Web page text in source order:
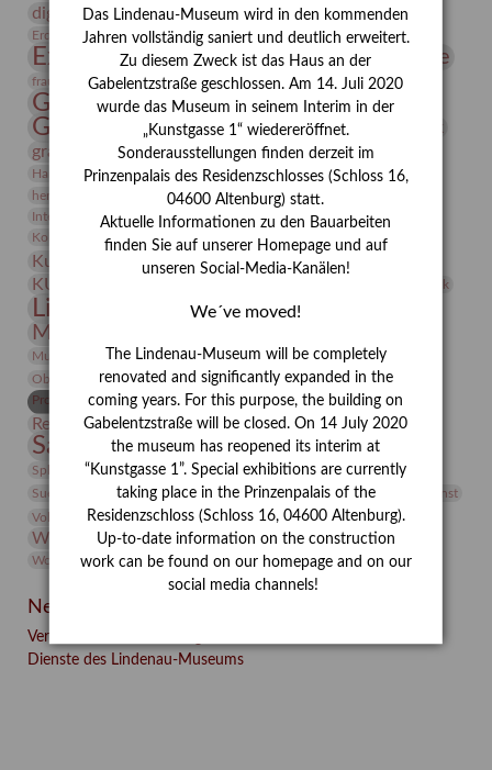
digitallabor Entartete Kunst
Enteignung
Erdmann Julius Dietrich
Erlebnisportal estrusker Exlibris
Expressionismus Festrede Florenz Fotografie
frauen Frauen in der Antike und heute
Gerhard-Altenbourg-Preis
Gerhard Altenbourg
Gerhard Kurt Müller
grafische sammlung griechische Mythologie
Hanns-Conon von der Gabelentz Heinrich Kirchhoff Heldinnen
herman de vries Humboldt
Insekten
Integriertes Schädlingsmanagement
Italien Jahresempfang
Jubiläum
Kolosseum
Kooperationsausstellung Korkmodelle Kunst
Kunstmuseum Kunstvermittlung Kunst von Kühl
KUNSTWAND Lehmbruck
Lindenau-Museum Marstall
Museumsgeschichte
Museumspädagogik Mäzen Napoleon Natur
Neue Remise
Objekt im Fokus
Paul Klee Peter Schnürpel Phelloplastik
Pohlhof
Provenienz
Provenienzforschung
Restaurierung Restitution Rudi Lesser Ruth Wolf-Rehfeld
Sammlung Samstagszeichner Skulptur
Sonderausstellung
Sphinx
studio Studio Bildende Kunst
studioDIGITAL
Suermondt-Ludwig-Museum
Vermittlung Video
Videokunst
Volontariat
Walter Rheiner Weihnachten Werefkin
Werkbetrachtung Winter Wissenschaft
Wolf and Dog
Wolf und Hund
Zirkuswoche
Neueste Beiträge
Verschenkt, verkauft, vergessen? – Kunstdetektivinnen im
Dienste des Lindenau-Museums
Das Lindenau-Museum wird in den kommenden
Jahren vollständig saniert und deutlich erweitert.
Zu diesem Zweck ist das Haus an der
Gabelentzstraße geschlossen. Am 14. Juli 2020
wurde das Museum in seinem Interim in der
„Kunstgasse 1“ wiedereröffnet.
Sonderausstellungen finden derzeit im
Prinzenpalais des Residenzschlosses (Schloss 16,
04600 Altenburg) statt.
Aktuelle Informationen zu den Bauarbeiten
finden Sie auf unserer Homepage und auf
unseren Social-Media-Kanälen!
We´ve moved!
The Lindenau-Museum will be completely
renovated and significantly expanded in the
coming years. For this purpose, the building on
Gabelentzstraße will be closed. On 14 July 2020
the museum has reopened its interim at
“Kunstgasse 1”. Special exhibitions are currently
taking place in the Prinzenpalais of the
Residenzschloss (Schloss 16, 04600 Altenburg).
Up-to-date information on the construction
work can be found on our homepage and on our
social media channels!